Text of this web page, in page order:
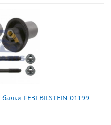
FEBI BILSTEIN 01199